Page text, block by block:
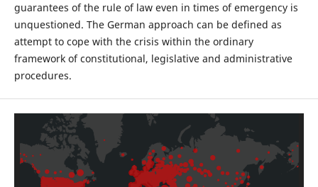
guarantees of the rule of law even in times of emergency is
unquestioned. The German approach can be defined as
attempt to cope with the crisis within the ordinary
framework of constitutional, legislative and administrative
procedures.